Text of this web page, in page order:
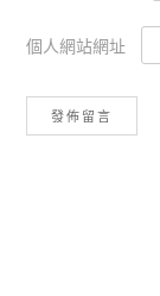
個人網站網址